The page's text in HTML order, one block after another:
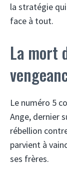
la stratégie
face à tout.
La mort
Le numéro 5
Ange, dernier
rébellion
parvient à
ses frères.